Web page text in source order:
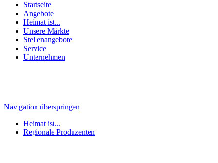
Startseite
Angebote
Heimat ist...
Unsere Märkte
Stellenangebote
Service
Unternehmen
Navigation überspringen
Heimat ist...
Regionale Produzenten